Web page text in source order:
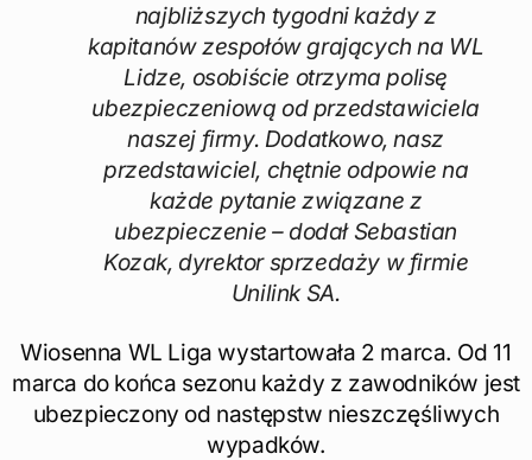
najbliższych tygodni każdy z
kapitanów zespołów grających na WL
Lidze, osobiście otrzyma polisę
ubezpieczeniową od przedstawiciela
naszej firmy. Dodatkowo, nasz
przedstawiciel, chętnie odpowie na
każde pytanie związane z
ubezpieczenie – dodał Sebastian
Kozak, dyrektor sprzedaży w firmie
Unilink SA.
Wiosenna WL Liga wystartowała 2 marca. Od 11
marca do końca sezonu każdy z zawodników jest
ubezpieczony od następstw nieszczęśliwych
wypadków.